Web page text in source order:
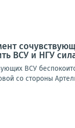
ВСУ и НГУ
ВСУ
со стороны